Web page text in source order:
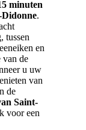
minuten
Didonne.
tussen
en
van de
u uw
van
de
Saint-
voor een